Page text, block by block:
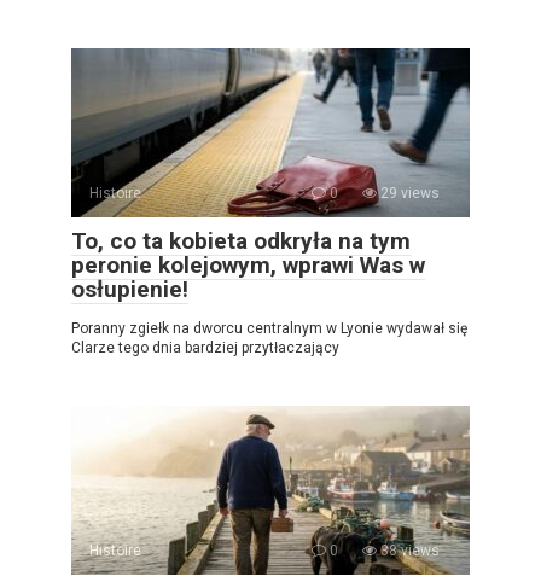
Histoire 0 29 views
To, co ta kobieta odkryła na tym
peronie kolejowym, wprawi Was w
osłupienie!
Poranny zgiełk na dworcu centralnym w Lyonie wydawał się
Clarze tego dnia bardziej przytłaczający
Histoire 0 38 views